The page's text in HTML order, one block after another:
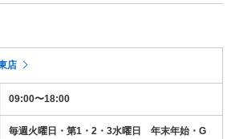
店
09:00〜18:00
毎週火曜日・第1・2・3水曜日 年末年始・G